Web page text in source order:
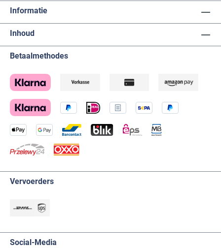
Informatie
Inhoud
Betaalmethodes
Vervoerders
Social-Media